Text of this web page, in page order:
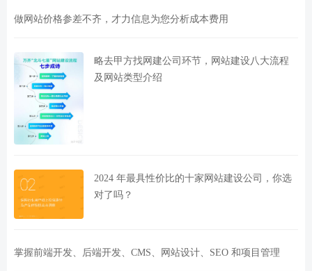
做网站价格参差不齐，才力信息为您分析成本费用
略去甲方找网建公司环节，网站建设八大流程
及网站类型介绍
2024 年最具性价比的十家网站建设公司，你选
对了吗？
掌握前端开发、后端开发、CMS、网站设计、SEO 和项目管理